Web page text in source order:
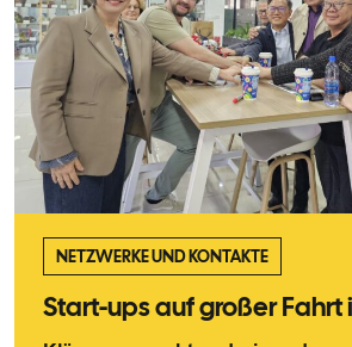
NETZWERKE UND KONTAKTE
Start-ups auf großer Fahrt